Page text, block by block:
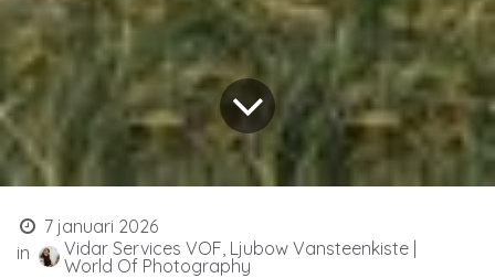
7 januari 2026
in
Vidar Services VOF, Ljubow Vansteenkiste |
World Of Photography